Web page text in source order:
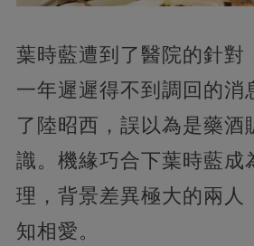
葉時藍遭到了醫院的針對
一年遲遲得不到調回的消
了陸昭西，誤以為是藥酒
識。機緣巧合下葉時藍成
理，背景差異極大的兩人
知相愛。